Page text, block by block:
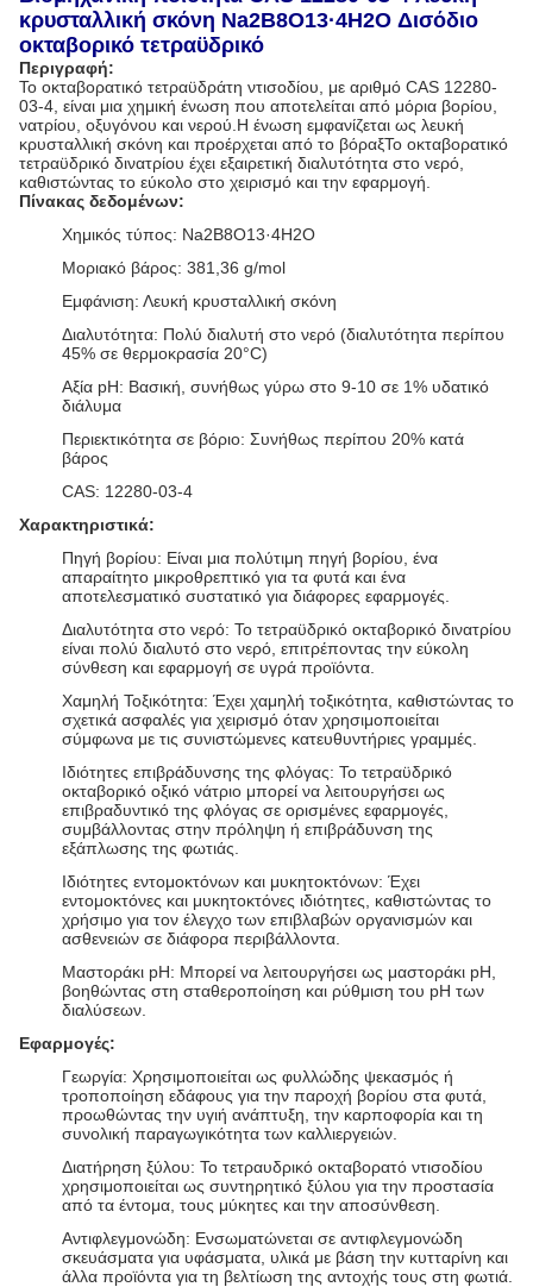
κρυσταλλική σκόνη Na2B8O13·4H2O Δισόδιο
οκταβορικό τετραϋδρικό
Περιγραφή:
Το οκταβορατικό τετραϋδράτη ντισοδίου, με αριθμό CAS 12280-
03-4, είναι μια χημική ένωση που αποτελείται από μόρια βορίου,
νατρίου, οξυγόνου και νερού.Η ένωση εμφανίζεται ως λευκή
κρυσταλλική σκόνη και προέρχεται από το βόραξΤο οκταβορατικό
τετραϋδρικό δινατρίου έχει εξαιρετική διαλυτότητα στο νερό,
καθιστώντας το εύκολο στο χειρισμό και την εφαρμογή.
Πίνακας δεδομένων:
Χημικός τύπος: Na2B8O13·4H2O
Μοριακό βάρος: 381,36 g/mol
Εμφάνιση: Λευκή κρυσταλλική σκόνη
Διαλυτότητα: Πολύ διαλυτή στο νερό (διαλυτότητα περίπου
45% σε θερμοκρασία 20°C)
Αξία pH: Βασική, συνήθως γύρω στο 9-10 σε 1% υδατικό
διάλυμα
Περιεκτικότητα σε βόριο: Συνήθως περίπου 20% κατά
βάρος
CAS: 12280-03-4
Χαρακτηριστικά:
Πηγή βορίου: Είναι μια πολύτιμη πηγή βορίου, ένα
απαραίτητο μικροθρεπτικό για τα φυτά και ένα
αποτελεσματικό συστατικό για διάφορες εφαρμογές.
Διαλυτότητα στο νερό: Το τετραϋδρικό οκταβορικό δινατρίου
είναι πολύ διαλυτό στο νερό, επιτρέποντας την εύκολη
σύνθεση και εφαρμογή σε υγρά προϊόντα.
Χαμηλή Τοξικότητα: Έχει χαμηλή τοξικότητα, καθιστώντας το
σχετικά ασφαλές για χειρισμό όταν χρησιμοποιείται
σύμφωνα με τις συνιστώμενες κατευθυντήριες γραμμές.
Ιδιότητες επιβράδυνσης της φλόγας: Το τετραϋδρικό
οκταβορικό οξικό νάτριο μπορεί να λειτουργήσει ως
επιβραδυντικό της φλόγας σε ορισμένες εφαρμογές,
συμβάλλοντας στην πρόληψη ή επιβράδυνση της
εξάπλωσης της φωτιάς.
Ιδιότητες εντομοκτόνων και μυκητοκτόνων: Έχει
εντομοκτόνες και μυκητοκτόνες ιδιότητες, καθιστώντας το
χρήσιμο για τον έλεγχο των επιβλαβών οργανισμών και
ασθενειών σε διάφορα περιβάλλοντα.
Μαστοράκι pH: Μπορεί να λειτουργήσει ως μαστοράκι pH,
βοηθώντας στη σταθεροποίηση και ρύθμιση του pH των
διαλύσεων.
Εφαρμογές:
Γεωργία: Χρησιμοποιείται ως φυλλώδης ψεκασμός ή
τροποποίηση εδάφους για την παροχή βορίου στα φυτά,
προωθώντας την υγιή ανάπτυξη, την καρποφορία και τη
συνολική παραγωγικότητα των καλλιεργειών.
Διατήρηση ξύλου: Το τετραυδρικό οκταβορατό ντισοδίου
χρησιμοποιείται ως συντηρητικό ξύλου για την προστασία
από τα έντομα, τους μύκητες και την αποσύνθεση.
Αντιφλεγμονώδη: Ενσωματώνεται σε αντιφλεγμονώδη
σκευάσματα για υφάσματα, υλικά με βάση την κυτταρίνη και
άλλα προϊόντα για τη βελτίωση της αντοχής τους στη φωτιά.